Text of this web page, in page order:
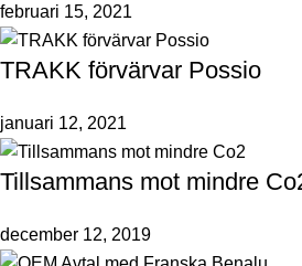
februari 15, 2021
TRAKK förvärvar Possio
januari 12, 2021
Tillsammans mot mindre
december 12, 2019